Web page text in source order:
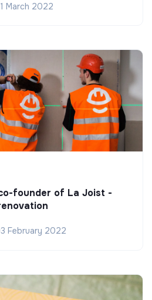
March 2022
founder of La Joist -
February 2022